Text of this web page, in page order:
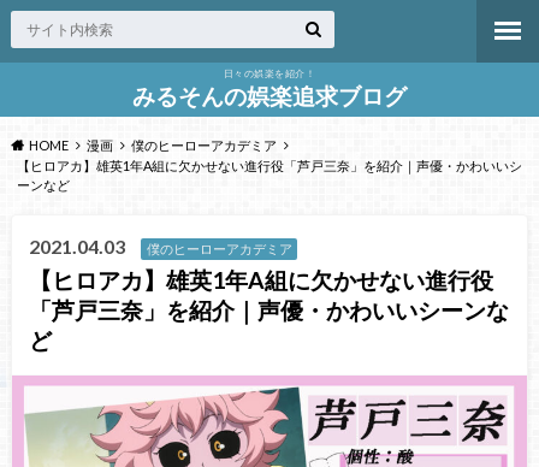
日々の娯楽を紹介！
みるそんの娯楽追求ブログ
HOME 漫画
僕のヒーローアカデミア
【ヒロアカ】雄英1年A組に欠かせない進行役「芦戸三奈」を紹介｜声優・かわいいシ
ーンなど
2021.04.03 僕のヒーローアカデミア
【ヒロアカ】雄英1年A組に欠かせない進行役
「芦戸三奈」を紹介｜声優・かわいいシーンな
ど